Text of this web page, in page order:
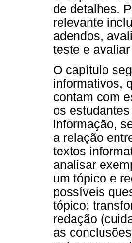
de detalhes.
relevante
adendos,
teste e
O capítulo
informativos,
contam com
os
informação,
a relação
textos
analisar
um tópico e
possíveis
tópico;
redação
as